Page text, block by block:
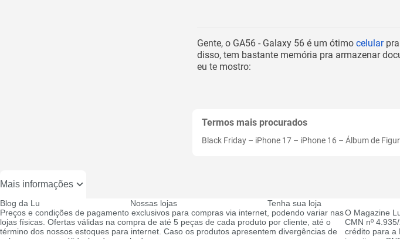
Gente, o GA56 - Galaxy 56 é um ótimo celularpra
disso, tem bastante memória pra armazenar
eu te mostro:
Termos mais procurados
Black Friday – iPhone 17 – iPhone 16 – Álbum de
Mais informações
Blog da Lu Nossas lojas Tenha sua loja
Preços e condições de pagamento exclusivos para compras via internet, podendo variar nas
lojas físicas. Ofertas válidas na compra de até 5 peças de cada produto por cliente, até o
término dos nossos estoques para internet. Caso os produtos apresentem divergências de
O Magazine
CMN nº
crédito para a